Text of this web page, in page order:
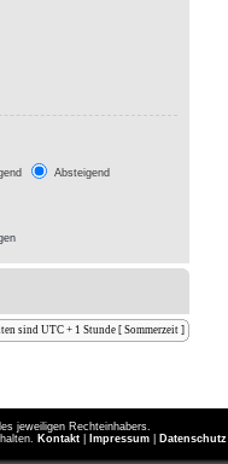
Absteigend
sind UTC + 1 Stunde [ Sommerzeit ]
jeweiligen Rechteinhabers.
Kontakt Impressum Datenschutz